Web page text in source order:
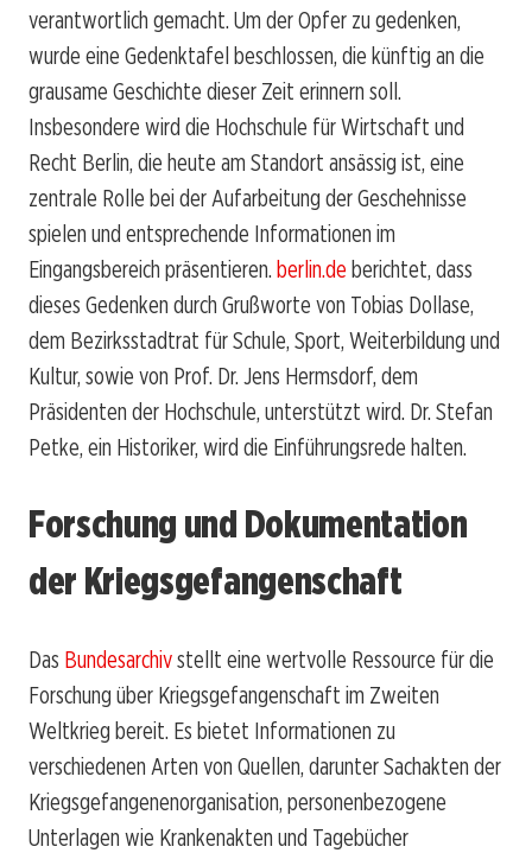
verantwortlich gemacht. Um der Opfer zu gedenken,
wurde eine Gedenktafel beschlossen, die künftig an die
grausame Geschichte dieser Zeit erinnern soll.
Insbesondere wird die Hochschule für Wirtschaft und
Recht Berlin, die heute am Standort ansässig ist, eine
zentrale Rolle bei der Aufarbeitung der Geschehnisse
spielen und entsprechende Informationen im
Eingangsbereich präsentieren. berlin.de berichtet, dass
dieses Gedenken durch Grußworte von Tobias Dollase,
dem Bezirksstadtrat für Schule, Sport, Weiterbildung und
Kultur, sowie von Prof. Dr. Jens Hermsdorf, dem
Präsidenten der Hochschule, unterstützt wird. Dr. Stefan
Petke, ein Historiker, wird die Einführungsrede halten.
Forschung und Dokumentation
der Kriegsgefangenschaft
Das Bundesarchivstellt eine wertvolle Ressource für die
Forschung über Kriegsgefangenschaft im Zweiten
Weltkrieg bereit. Es bietet Informationen zu
verschiedenen Arten von Quellen, darunter Sachakten der
Kriegsgefangenenorganisation, personenbezogene
Unterlagen wie Krankenakten und Tagebücher